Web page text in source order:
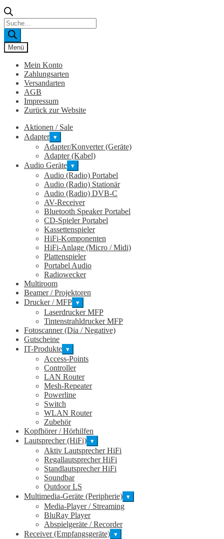
Products
search
Menü
Mein Konto
Zahlungsarten
Versandarten
AGB
Impressum
Zurück zur Website
Aktionen / Sale
Adapter ▾
Adapter/Konverter (Geräte)
Adapter (Kabel)
Audio Geräte ▾
Audio (Radio) Portabel
Audio (Radio) Stationär
Audio (Radio) DVB-C
AV-Receiver
Bluetooth Speaker Portabel
CD-Spieler Portabel
Kassettenspieler
HiFi-Komponenten
HiFi-Anlage (Micro / Midi)
Plattenspieler
Portabel Audio
Radiowecker
Multiroom
Beamer / Projektoren
Drucker / MFP ▾
Laserdrucker MFP
Tintenstrahldrucker MFP
Fotoscanner (Dia / Negative)
Gutscheine
IT-Produkte ▾
Access-Points
Controller
LAN Router
Mesh-Repeater
Powerline
Switch
WLAN Router
Zubehör
Kopfhörer / Hörhilfen
Lautsprecher (HiFi) ▾
Aktiv Lautsprecher HiFi
Regallautsprecher HiFi
Standlautsprecher HiFi
Soundbar
Outdoor LS
Multimedia-Geräte (Peripherie) ▾
Media-Player / Streaming
BluRay Player
Abspielgeräte / Recorder
Receiver (Empfangsgeräte) ▾